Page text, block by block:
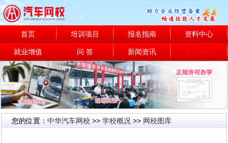
首页 培训项目 报名指南 资料中心
就业增值 问 答 新闻资讯 学校概况
您的位置：中华汽车网校 >>学校概况 >> 网校图库